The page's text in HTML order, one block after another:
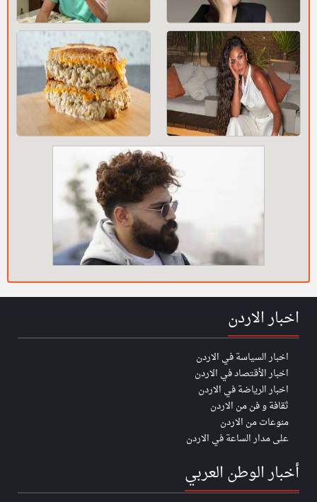
اخبار الاردن
اخبار السياسة في الاردن
اخبار الأقتصاد في الاردن
اخبار الرياضة في الاردن
ثقافة و فن من الاردن
منوعات من الاردن
على مدار الساعة في الاردن
أخبار الوطن العربي